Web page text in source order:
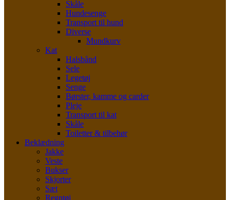
Skåle
Hundesenge
Transport til hund
Diverse
Mundkurv
Kat
Halsbånd
Sele
Legetøj
Senge
Børster, kamme og carder
Pleje
Transport til kat
Skåle
Toiletter & tilbehør
Beklædning
Jakke
Veste
Bukser
Skjorter
Sæt
Regntøj